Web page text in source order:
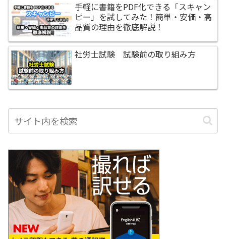
手軽に書籍をPDF化できる「スキャン
ピー」を試してみた！簡単・安価・高
品質の理由を徹底解説！
社労士試験 試験前の取り組み方